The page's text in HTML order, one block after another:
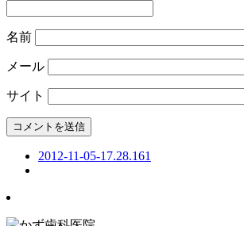
名前
メール
サイト
2012-11-05-17.28.161